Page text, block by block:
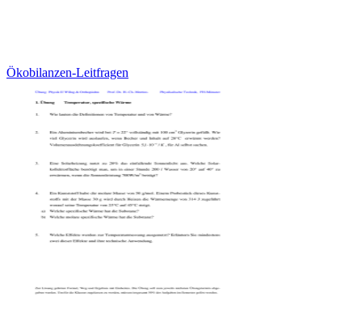
Ökobilanzen-Leitfragen